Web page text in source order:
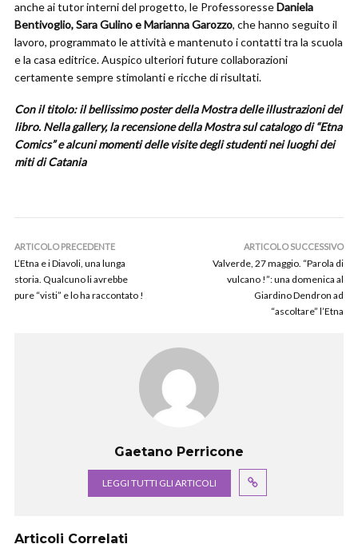
anche ai tutor interni del progetto, le ProfessoresseDaniela
Bentivoglio, Sara Gulino e Marianna Garozzo, che hanno seguito il
lavoro, programmato le attività e mantenuto i contatti tra la scuola
e la casa editrice. Auspico ulteriori future collaborazioni
certamente sempre stimolanti e ricche di risultati.
Con il titolo: il bellissimo poster della Mostra delle illustrazioni del
libro. Nella gallery, la recensione della Mostra sul catalogo di “Etna
Comics” e alcuni momenti delle visite degli studenti nei luoghi dei
miti di Catania
ARTICOLO PRECEDENTE
L’Etna e i Diavoli, una lunga
storia. Qualcuno li avrebbe
pure “visti” e lo ha raccontato !
ARTICOLO SUCCESSIVO
Valverde, 27 maggio. “Parola di
vulcano !”: una domenica al
Giardino Dendron ad
“ascoltare” l’Etna
Gaetano Perricone
LEGGI TUTTI GLI ARTICOLI
Articoli Correlati